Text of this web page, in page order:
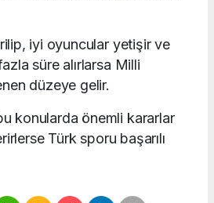
iyi oyuncular yetişir ve
süre alırlarsa Milli
düzeye gelir.
konularda önemli kararlar
Türk sporu başarılı